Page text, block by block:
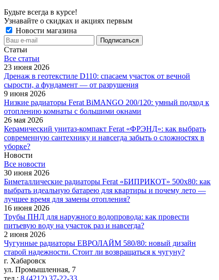
Будьте всегда в курсе!
Узнавайте о скидках и акциях первым
Новости магазина
Статьи
Все cтатьи
23 июня 2026
Дренаж в геотекстиле D110: спасаем участок от вечной
сырости, а фундамент — от разрушения
9 июня 2026
Низкие радиаторы Ferat BiMANGO 200/120: умный подход к
отоплению комнаты с большими окнами
26 мая 2026
Керамический унитаз-компакт Ferat «ФРЭНД»: как выбрать
современную сантехнику и навсегда забыть о сложностях в
уборке?
Новости
Все новости
30 июня 2026
Биметаллические радиаторы Ferat «БИПРИКОТ» 500x80: как
выбрать идеальную батарею для квартиры и почему лето —
лучшее время для замены отопления?
16 июня 2026
Трубы ПНД для наружного водопровода: как провести
питьевую воду на участок раз и навсегда?
2 июня 2026
Чугунные радиаторы ЕВРОЛАЙМ 580/80: новый дизайн
старой надежности. Стоит ли возвращаться к чугуну?
г. Хабаровск
ул. Промышленная, 7
тел.: 8 (4212) 37-22-33